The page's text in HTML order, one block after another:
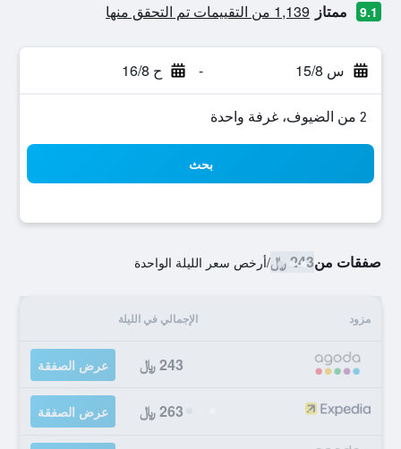
9.1 ممتاز 1,139 من التقييمات تم التحقق منها
س 15/8 - ح 16/8
2 من الضيوف، غرفة واحدة
بحث
صفقات من243 ﷼ /أرخص سعر الليلة الواحدة
مزود الإجمالي في الليلة
243 ﷼ عرض الصفقة
263 ﷼ عرض الصفقة